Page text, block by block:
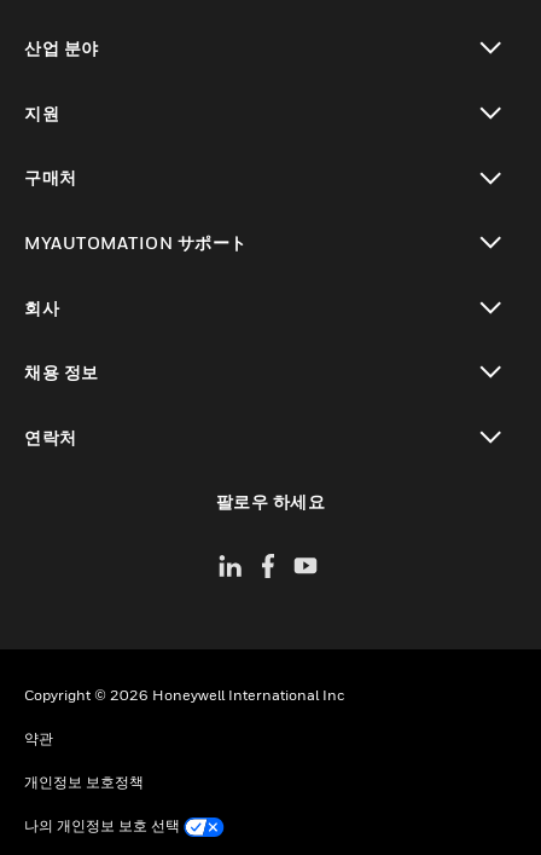
산업 분야
지원
구매처
MYAUTOMATION サポート
회사
채용 정보
연락처
팔로우 하세요
Copyright © 2026 Honeywell International Inc
약관
개인정보 보호정책
나의 개인정보 보호 선택